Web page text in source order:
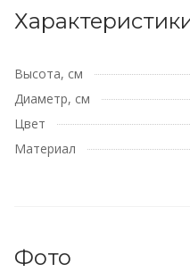
Высота, см
Диаметр, см
Цвет
Материал
Фото